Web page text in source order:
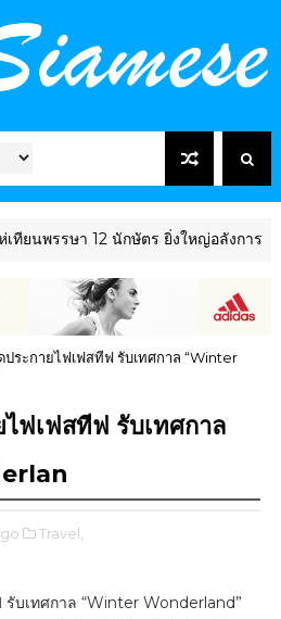
นักษัตร ยิ่งใหญ่อลังการ โชว์ไฮไลต์
ประกายไฟเฟสทีฟ รับเทศกาล “Winter
ไฟเฟสทีฟ รับเทศกาล
Travel,
รับเทศกาล “Winter Wonderland”